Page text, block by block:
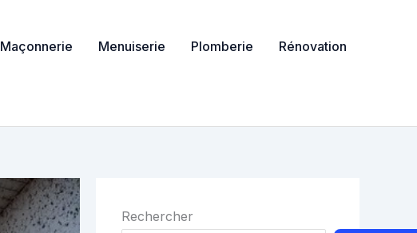
Maçonnerie Menuiserie Plomberie Rénovation
Rechercher